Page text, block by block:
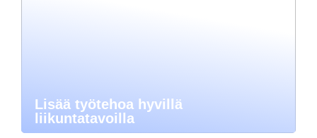
Lisää työtehoa hyvillä
liikuntatavoilla